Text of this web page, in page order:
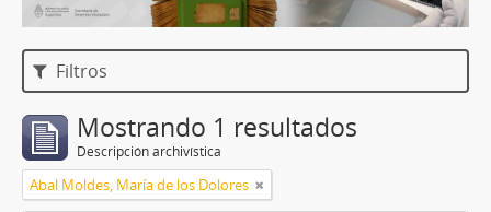
Filtros
Mostrando 1 resultados
Descripción archivística
Abal Moldes, María de los Dolores